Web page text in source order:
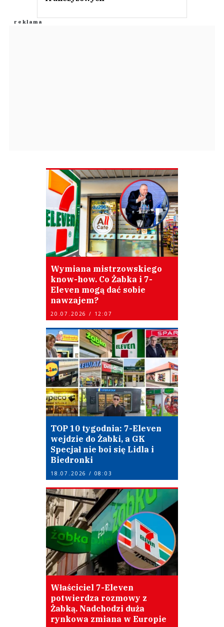
Wymiana mistrzowskiego
know-how. Co Żabka i 7-
Eleven mogą dać sobie
nawzajem?
20.07.2026 / 12:07
TOP 10 tygodnia: 7-Eleven
wejdzie do Żabki, a GK
Specjał nie boi się Lidla i
Biedronki
18.07.2026 / 08:03
Właściciel 7-Eleven
potwierdza rozmowy z
Żabką. Nadchodzi duża
rynkowa zmiana w Europie